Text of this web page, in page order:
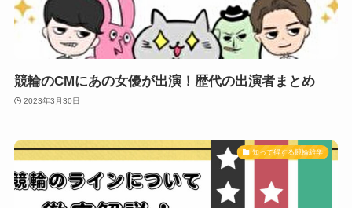
競輪のCMにあの女優が出演！歴代の出演者まとめ
2023年3月30日
知って得する競輪雑学